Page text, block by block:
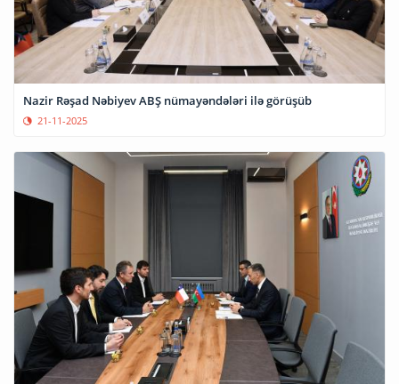
Nazir Rəşad Nəbiyev ABŞ nümayəndələri ilə görüşüb
21-11-2025